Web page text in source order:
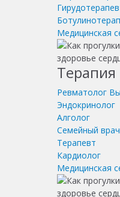
Медицинская
Терапия
Ревматолог
Эндокринолог
Алголог
Семейный врач
Терапевт
Кардиолог
Медицинская